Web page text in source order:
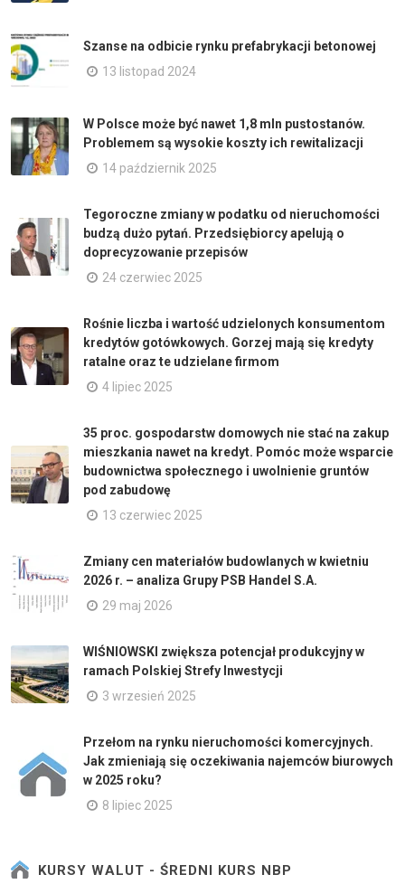
Szanse na odbicie rynku prefabrykacji betonowej
13 listopad 2024
W Polsce może być nawet 1,8 mln pustostanów.
Problemem są wysokie koszty ich rewitalizacji
14 październik 2025
Tegoroczne zmiany w podatku od nieruchomości
budzą dużo pytań. Przedsiębiorcy apelują o
doprecyzowanie przepisów
24 czerwiec 2025
Rośnie liczba i wartość udzielonych konsumentom
kredytów gotówkowych. Gorzej mają się kredyty
ratalne oraz te udzielane firmom
4 lipiec 2025
35 proc. gospodarstw domowych nie stać na zakup
mieszkania nawet na kredyt. Pomóc może wsparcie
budownictwa społecznego i uwolnienie gruntów
pod zabudowę
13 czerwiec 2025
Zmiany cen materiałów budowlanych w kwietniu
2026 r. – analiza Grupy PSB Handel S.A.
29 maj 2026
WIŚNIOWSKI zwiększa potencjał produkcyjny w
ramach Polskiej Strefy Inwestycji
3 wrzesień 2025
Przełom na rynku nieruchomości komercyjnych.
Jak zmieniają się oczekiwania najemców biurowych
w 2025 roku?
8 lipiec 2025
KURSY WALUT - ŚREDNI KURS NBP